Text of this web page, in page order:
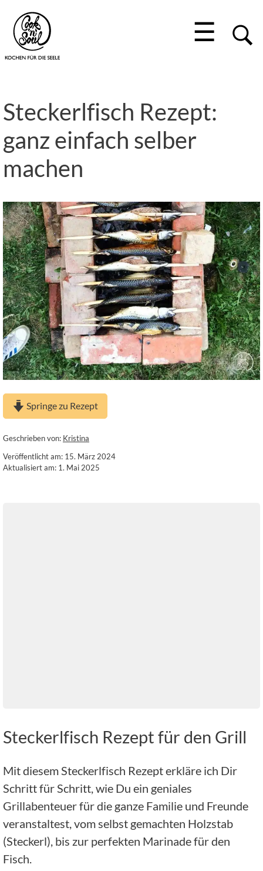
☰
Steckerlfisch Rezept:
ganz einfach selber
machen
Springe zu Rezept
Geschrieben von: Kristina
Veröffentlicht am: 15. März 2024
Aktualisiert am: 1. Mai 2025
Steckerlfisch Rezept für den Grill
Mit diesem Steckerlfisch Rezept erkläre ich Dir
Schritt für Schritt, wie Du ein geniales
Grillabenteuer für die ganze Familie und Freunde
veranstaltest, vom selbst gemachten Holzstab
(Steckerl), bis zur perfekten Marinade für den
Fisch.